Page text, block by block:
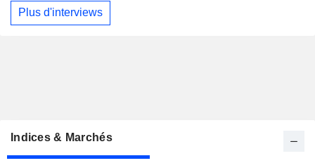
Plus d'interviews
Indices & Marchés